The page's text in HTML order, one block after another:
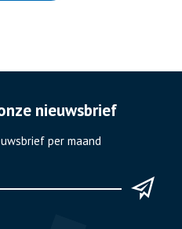
nieuwsbrief
per maand